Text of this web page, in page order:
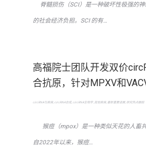
脊髓损伤（SCI）是一种破坏性极强的
的社会经济负担。SCI 的有…
高福院士团队开发双价
合抗原，针对MPXV和
circRNA与疾病 circRNA合成 circRNA生物学 其他疾病 最新重要进展 研究热点跟踪
猴痘（mpox）是一种类似天花的人畜共
自2022年以来，猴痘…